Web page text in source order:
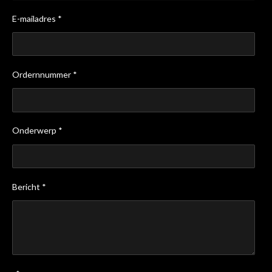
E-mailadres *
Ordernnummer *
Onderwerp *
Bericht *